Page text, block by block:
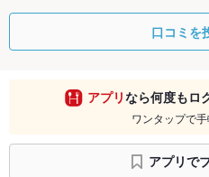
口コミを
アプリなら何度もロ
ワンタップで
アプリで